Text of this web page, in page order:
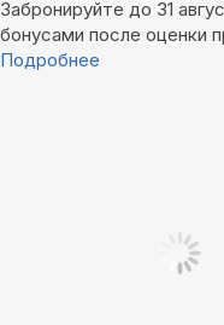
Забронируйте до 31
бонусами после оценки
Подробнее